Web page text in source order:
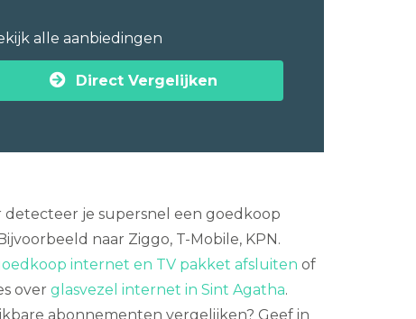
alle aanbiedingen
Direct Vergelijken
je supersnel een goedkoop
naar Ziggo, T-Mobile, KPN.
internet en TV pakket afsluiten of
over glasvezel internet in Sint Agatha.
abonnementen vergelijken? Geef in